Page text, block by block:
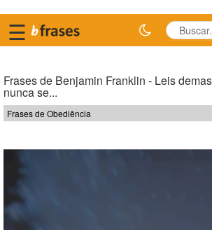
☰
Frases de Benjamin Franklin - Leis
nunca se...
Frases de Obediência